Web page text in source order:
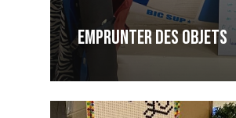
Emprunter des objets